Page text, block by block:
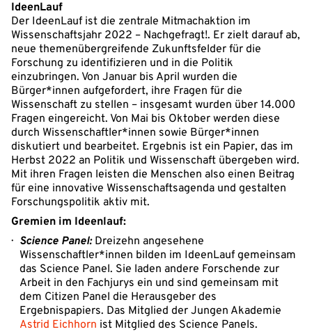
IdeenLauf
Der IdeenLauf ist die zentrale Mitmachaktion im
Wissenschaftsjahr 2022 – Nachgefragt!. Er zielt darauf ab,
neue themenübergreifende Zukunftsfelder für die
Forschung zu identifizieren und in die Politik
einzubringen. Von Januar bis April wurden die
Bürger*innen aufgefordert, ihre Fragen für die
Wissenschaft zu stellen – insgesamt wurden über 14.000
Fragen eingereicht. Von Mai bis Oktober werden diese
durch Wissenschaftler*innen sowie Bürger*innen
diskutiert und bearbeitet. Ergebnis ist ein Papier, das im
Herbst 2022 an Politik und Wissenschaft übergeben wird.
Mit ihren Fragen leisten die Menschen also einen Beitrag
für eine innovative Wissenschaftsagenda und gestalten
Forschungspolitik aktiv mit.
Gremien im Ideenlauf:
Science Panel:Dreizehn angesehene
Wissenschaftler*innen bilden im IdeenLauf gemeinsam
das Science Panel. Sie laden andere Forschende zur
Arbeit in den Fachjurys ein und sind gemeinsam mit
dem Citizen Panel die Herausgeber des
Ergebnispapiers. Das Mitglied der Jungen Akademie
Astrid Eichhorn ist Mitglied des Science Panels.